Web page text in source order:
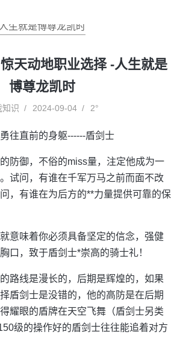
人生就是博尊龙凯时
天动地职业选择 -人生就是
博尊龙凯时
知识 2024-09-04 2°
往直前的身躯------盾剑士
防御，不俗的miss量，注定他成为一
试问，有谁在千军万马之前而面不改
，有谁在为后方的**力量提供可靠的保
意味着你必须具备坚定的信念，强健
口，致于盾剑士*崇高的骑士礼！
路线是漫长的，后期是辉煌的，如果
盾剑士是没错的，他的高防是在后期
耀眼的盾牌在天空飞舞（盾剑士另类
级的操作好的盾剑士往往能追着对方